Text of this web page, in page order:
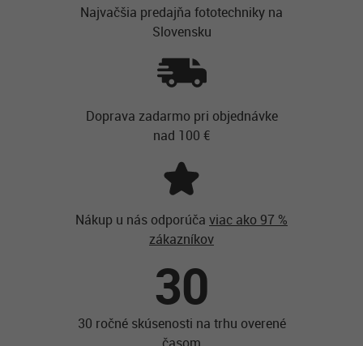
Najvačšia predajňa fototechniky na
Slovensku
Doprava zadarmo pri objednávke
nad 100 €
Nákup u nás odporúča viac ako 97 %
zákazníkov
30
30 ročné skúsenosti na trhu overené